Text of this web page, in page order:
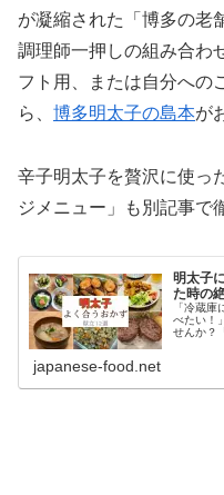
が凝縮された「博多の老
調理師一押しの組み合わ
フト用、または自分への
ら、 博多明太子の島本が
辛子明太子を贅沢に使っ
ジメニュー」も別記事で
明太子
た時の
「冷蔵
べたい！
せんか？
japanese-food.net